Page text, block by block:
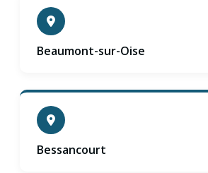
Beaumont-sur-Oise
Bessancourt